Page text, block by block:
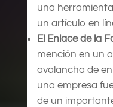
una
un artículo en
El Enlace de la
mención en un
avalancha de
una empresa
de un